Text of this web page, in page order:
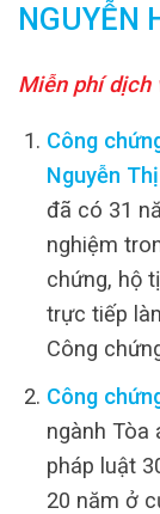
NGUYỄN
Miễn phí dịch
Công
Nguyễn
đã có 31
nghiệm
chứng, hộ
trực tiếp
Công
Công
ngành Tòa
pháp luật
20 năm ở